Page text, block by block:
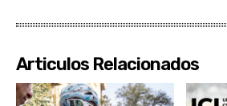
Articulos Relacionados